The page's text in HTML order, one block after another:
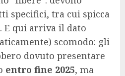
specifici, tra cui spicca
. E qui arriva il dato
scomodo: gli
dovuto presentare
entro fine 2025, ma